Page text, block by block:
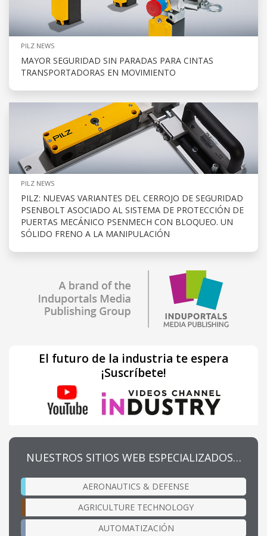
PILZ NEWS
MAYOR SEGURIDAD SIN PARADAS PARA CINTAS
TRANSPORTADORAS EN MOVIMIENTO
PILZ NEWS
PILZ: NUEVAS VARIANTES DEL CERROJO DE SEGURIDAD
PSENBOLT ASOCIADO AL SISTEMA DE PROTECCIÓN DE
PUERTAS MECÁNICO PSENMECH CON BLOQUEO. UN
SÓLIDO FRENO A LA MANIPULACIÓN
El futuro de la industria te espera
¡Suscríbete!
NUESTROS SITIOS WEB ESPECIALIZADOS…
AERONAUTICS & DEFENSE
AGRICULTURE TECHNOLOGY
AUTOMATIZACIÓN